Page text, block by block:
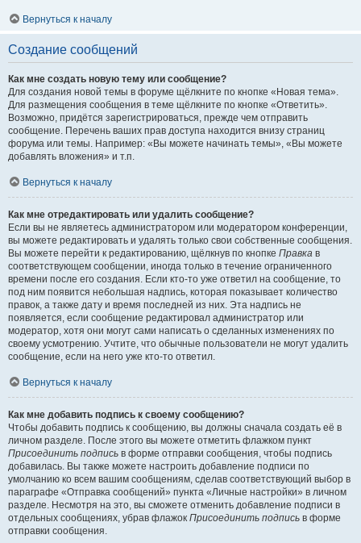
Вернуться к началу
Создание сообщений
Как мне создать новую тему или сообщение?
Для создания новой темы в форуме щёлкните по кнопке «Новая тема».
Для размещения сообщения в теме щёлкните по кнопке «Ответить».
Возможно, придётся зарегистрироваться, прежде чем отправить
сообщение. Перечень ваших прав доступа находится внизу страниц
форума или темы. Например: «Вы можете начинать темы», «Вы можете
добавлять вложения» и т.п.
Вернуться к началу
Как мне отредактировать или удалить сообщение?
Если вы не являетесь администратором или модератором конференции,
вы можете редактировать и удалять только свои собственные сообщения.
Вы можете перейти к редактированию, щёлкнув по кнопке Правка в
соответствующем сообщении, иногда только в течение ограниченного
времени после его создания. Если кто-то уже ответил на сообщение, то
под ним появится небольшая надпись, которая показывает количество
правок, а также дату и время последней из них. Эта надпись не
появляется, если сообщение редактировал администратор или
модератор, хотя они могут сами написать о сделанных изменениях по
своему усмотрению. Учтите, что обычные пользователи не могут удалить
сообщение, если на него уже кто-то ответил.
Вернуться к началу
Как мне добавить подпись к своему сообщению?
Чтобы добавить подпись к сообщению, вы должны сначала создать её в
личном разделе. После этого вы можете отметить флажком пункт
Присоединить подпись в форме отправки сообщения, чтобы подпись
добавилась. Вы также можете настроить добавление подписи по
умолчанию ко всем вашим сообщениям, сделав соответствующий выбор в
параграфе «Отправка сообщений» пункта «Личные настройки» в личном
разделе. Несмотря на это, вы сможете отменить добавление подписи в
отдельных сообщениях, убрав флажок Присоединить подпись в форме
отправки сообщения.